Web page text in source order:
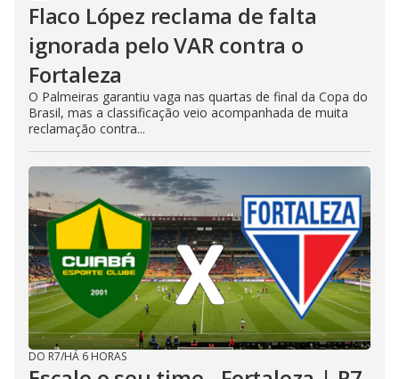
Flaco López reclama de falta
ignorada pelo VAR contra o
Fortaleza
O Palmeiras garantiu vaga nas quartas de final da Copa do
Brasil, mas a classificação veio acompanhada de muita
reclamação contra...
DO R7/HÁ 6 HORAS